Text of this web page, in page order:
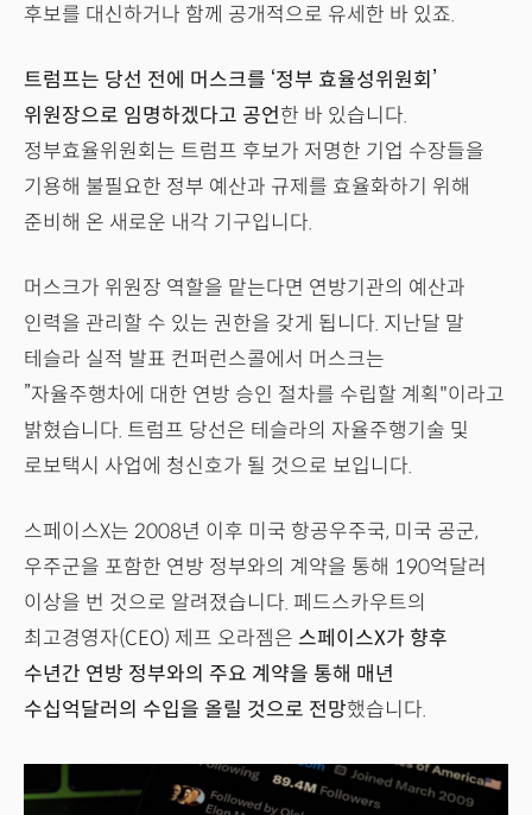
후보를 대신하거나 함께 공개적으로 유세한 바 있죠.
트럼프는 당선 전에 머스크를 ‘정부 효율성위원회’
위원장으로 임명하겠다고 공언한 바 있습니다.
정부효율위원회는 트럼프 후보가 저명한 기업 수장들을
기용해 불필요한 정부 예산과 규제를 효율화하기 위해
준비해 온 새로운 내각 기구입니다.
머스크가 위원장 역할을 맡는다면 연방기관의 예산과
인력을 관리할 수 있는 권한을 갖게 됩니다. 지난달 말
테슬라 실적 발표 컨퍼런스콜에서 머스크는
”자율주행차에 대한 연방 승인 절차를 수립할 계획"이라고
밝혔습니다. 트럼프 당선은 테슬라의 자율주행기술 및
로보택시 사업에 청신호가 될 것으로 보입니다.
스페이스X는 2008년 이후 미국 항공우주국, 미국 공군,
우주군을 포함한 연방 정부와의 계약을 통해 190억달러
이상을 번 것으로 알려졌습니다. 페드스카우트의
최고경영자(CEO) 제프 오라젬은 스페이스X가 향후
수년간 연방 정부와의 주요 계약을 통해 매년
수십억달러의 수입을 올릴 것으로 전망했습니다.